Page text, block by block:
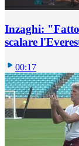
Inzaghi:
scalare
00:17